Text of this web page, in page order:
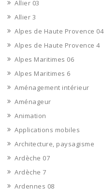
Allier 03
Allier 3
Alpes de Haute Provence 04
Alpes de Haute Provence 4
Alpes Maritimes 06
Alpes Maritimes 6
Aménagement intérieur
Aménageur
Animation
Applications mobiles
Architecture, paysagisme
Ardèche 07
Ardèche 7
Ardennes 08